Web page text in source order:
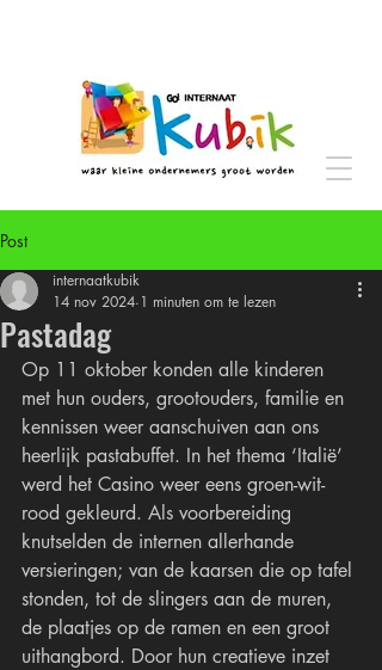
Post
Pastadag
internaatkubik
14 nov 2024 1 minuten om te lezen
Op 11 oktober konden alle kinderen
met hun ouders, grootouders, familie en
kennissen weer aanschuiven aan ons
heerlijk pastabuffet. In het thema ‘Italië’
werd het Casino weer eens groen-wit-
rood gekleurd. Als voorbereiding
knutselden de internen allerhande
versieringen; van de kaarsen die op tafel
stonden, tot de slingers aan de muren,
de plaatjes op de ramen en een groot
uithangbord. Door hun creatieve inzet